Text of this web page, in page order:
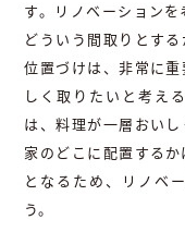
す。リノベーションを
どういう間取りとす
位置づけは、非常に
しく取りたいと考え
は、料理が一層おい
家のどこに配置する
となるため、リノベ
う。